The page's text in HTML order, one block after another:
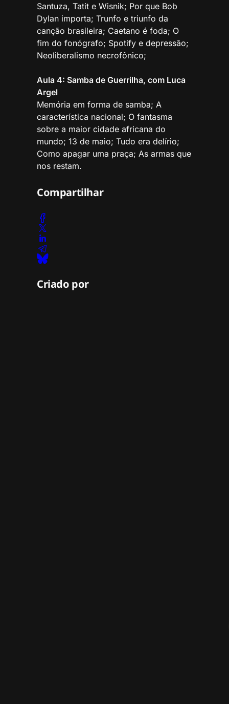
Santuza, Tatit e Wisnik; Por que Bob
Dylan importa; Trunfo e triunfo da
canção brasileira; Caetano é foda; O
fim do fonógrafo; Spotify e depressão;
Neoliberalismo necrofônico;
Aula 4: Samba de Guerrilha, com Luca
Argel
Memória em forma de samba; A
característica nacional; O fantasma
sobre a maior cidade africana do
mundo; 13 de maio; Tudo era delírio;
Como apagar uma praça; As armas que
nos restam.
Compartilhar
Criado por